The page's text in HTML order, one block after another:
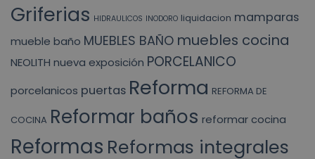
Griferias HIDRAULICOS INODORO liquidacion mamparas
mueble baño MUEBLES BAÑO muebles cocina
NEOLITH nueva exposición PORCELANICO
porcelanicos puertas Reforma REFORMA DE
COCINA Reformar baños reformar cocina
Reformas Reformas integrales